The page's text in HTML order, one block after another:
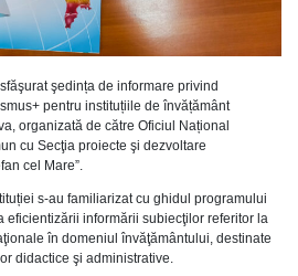
şedința de informare privind
pentru instituțiile de învățământ
organizată de către Oficiul Național
cu Secţia proiecte şi dezvoltare
cel Mare”.
s-au familiarizat cu ghidul programului
eficientizării informării subiecţilor referitor la
în domeniul învăţământului, destinate
didactice şi administrative.